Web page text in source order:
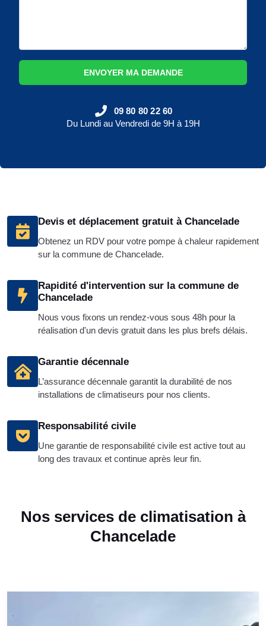
Devis et déplacement gratuit à Chancelade
Obtenez un RDV pour votre pompe à chaleur rapidement
sur la commune de Chancelade.
Rapidité d'intervention sur la commune de
Chancelade
Nous vous fixons un rendez-vous sous 48h pour la
réalisation d'un devis gratuit dans les plus brefs délais.
Garantie décennale
L’assurance décennale garantit la durabilité de nos
installations de climatiseurs pour nos clients.
Responsabilité civile
Une garantie de responsabilité civile est active tout au
long des travaux et continue après leur fin.
ENVOYER MA DEMANDE
09 80 80 22 60
Du Lundi au Vendredi de 9H à 19H
Nos services de climatisation à
Chancelade